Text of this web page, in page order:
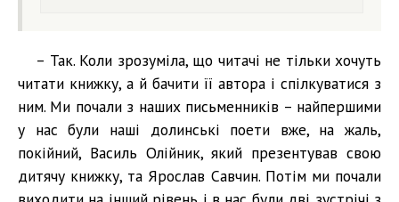
– Так. Коли зрозуміла, що читачі не тільки хочуть
читати книжку, а й бачити її автора і спілкуватися з
ним. Ми почали з наших письменників – найпершими
у нас були наші долинські поети вже, на жаль,
покійний, Василь Олійник, який презентував свою
дитячу книжку, та Ярослав Савчин. Потім ми почали